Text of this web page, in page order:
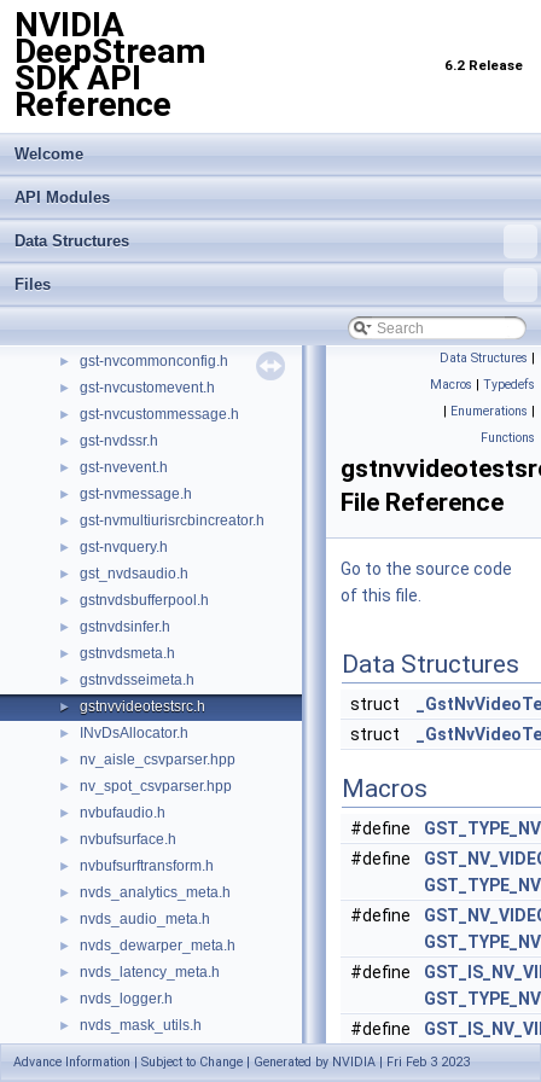
NVIDIA
DeepStream
SDK API
Reference
6.2 Release
Welcome
API Modules
Data Structures
Files
► API Modules
► Data Structures
▼ Files
► config.h
► gst-nvcommonconfig.h
► gst-nvcustomevent.h
► gst-nvcustommessage.h
► gst-nvdssr.h
► gst-nvevent.h
► gst-nvmessage.h
► gst-nvmultiurisrcbincreator.h
► gst-nvquery.h
► gst_nvdsaudio.h
► gstnvdsbufferpool.h
► gstnvdsinfer.h
► gstnvdsmeta.h
► gstnvdsseimeta.h
► gstnvvideotestsrc.h
► INvDsAllocator.h
► nv_aisle_csvparser.hpp
► nv_spot_csvparser.hpp
► nvbufaudio.h
► nvbufsurface.h
► nvbufsurftransform.h
► nvds_analytics_meta.h
► nvds_audio_meta.h
► nvds_dewarper_meta.h
► nvds_latency_meta.h
► nvds_logger.h
► nvds_mask_utils.h
nvds_msgapi.h
Data Structures |
Macros | Typedefs
| Enumerations |
Functions
File Reference
Go to the source code
of this file.
Data Structures
struct
struct
Macros
#define
#define
#define
#define
#define
Advance Information | Subject to Change | Generated by NVIDIA | Fri Feb 3 2023